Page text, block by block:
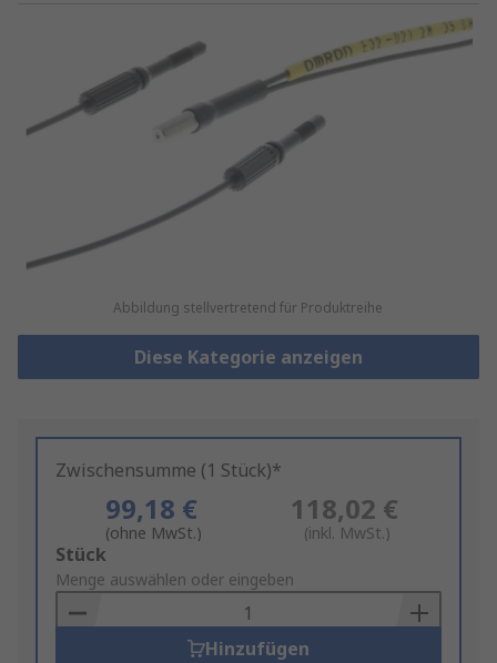
Abbildung stellvertretend für Produktreihe
Diese Kategorie anzeigen
Zwischensumme (1 Stück)*
99,18 €
(ohne MwSt.)
118,02 €
(inkl. MwSt.)
Add
to
Basket
Stück
Menge auswählen oder eingeben
Hinzufügen